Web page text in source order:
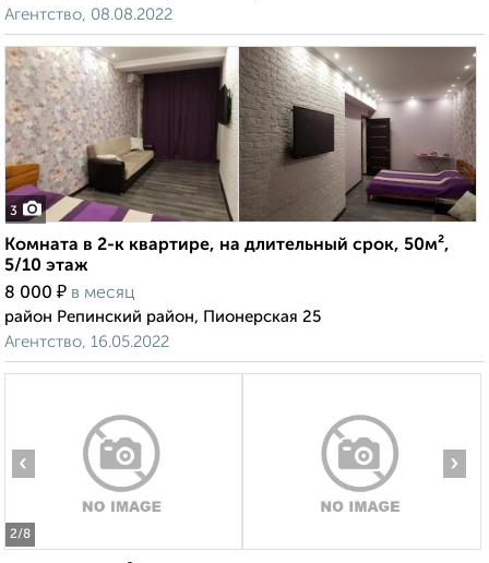
Агентство, 08.08.2022
3
Комната в 2-к квартире, на длительный срок, 50м²,
5/10 этаж
8 000 ₽ в месяц
район Репинский район, Пионерская 25
Агентство, 16.05.2022
2/8
‹ ›